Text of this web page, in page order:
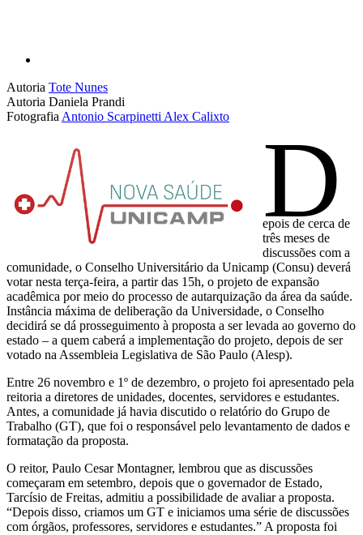
Autoria Tote Nunes
Autoria Daniela Prandi
Fotografia Antonio Scarpinetti Alex Calixto
D
epois de cerca de
três meses de
discussões com a
comunidade, o Conselho Universitário da Unicamp (Consu) deverá
votar nesta terça-feira, a partir das 15h, o projeto de expansão
acadêmica por meio do processo de autarquização da área da saúde.
Instância máxima de deliberação da Universidade, o Conselho
decidirá se dá prosseguimento à proposta a ser levada ao governo do
estado – a quem caberá a implementação do projeto, depois de ser
votado na Assembleia Legislativa de São Paulo (Alesp).
Entre 26 novembro e 1º de dezembro, o projeto foi apresentado pela
reitoria a diretores de unidades, docentes, servidores e estudantes.
Antes, a comunidade já havia discutido o relatório do Grupo de
Trabalho (GT), que foi o responsável pelo levantamento de dados e
formatação da proposta.
O reitor, Paulo Cesar Montagner, lembrou que as discussões
começaram em setembro, depois que o governador de Estado,
Tarcísio de Freitas, admitiu a possibilidade de avaliar a proposta.
“Depois disso, criamos um GT e iniciamos uma série de discussões
com órgãos, professores, servidores e estudantes.” A proposta foi